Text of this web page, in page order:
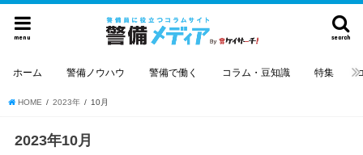
search
menu
ホーム 警備ノウハウ 警備で働く コラム・豆知識 特集
HOME 2023年 10月
2023年10月